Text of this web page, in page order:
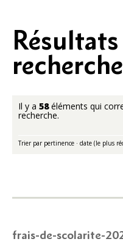
recherche
Il y a 58éléments qui
recherche.
Trier par pertinence · date (le plus
frais-de-scolarite-